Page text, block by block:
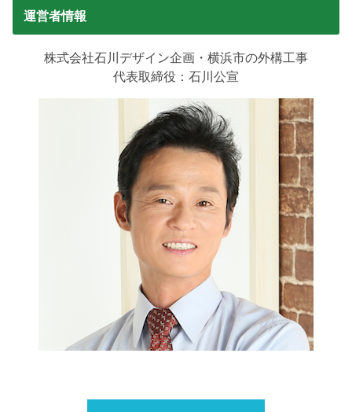
運営者情報
株式会社石川デザイン企画・横浜市の外構工事
代表取締役：石川公宣